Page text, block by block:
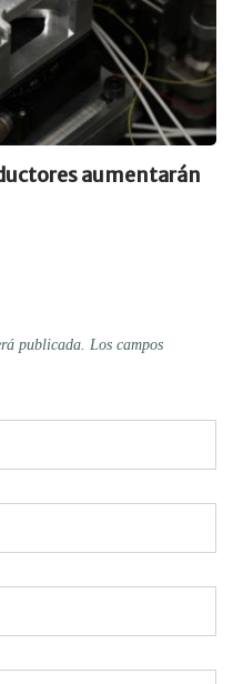
aumentarán
publicada. Los campos